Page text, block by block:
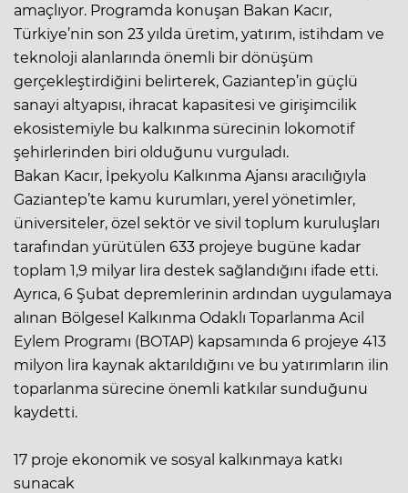
amaçlıyor. Programda konuşan Bakan Kacır,
Türkiye’nin son 23 yılda üretim, yatırım, istihdam ve
teknoloji alanlarında önemli bir dönüşüm
gerçekleştirdiğini belirterek, Gaziantep’in güçlü
sanayi altyapısı, ihracat kapasitesi ve girişimcilik
ekosistemiyle bu kalkınma sürecinin lokomotif
şehirlerinden biri olduğunu vurguladı.
Bakan Kacır, İpekyolu Kalkınma Ajansı aracılığıyla
Gaziantep’te kamu kurumları, yerel yönetimler,
üniversiteler, özel sektör ve sivil toplum kuruluşları
tarafından yürütülen 633 projeye bugüne kadar
toplam 1,9 milyar lira destek sağlandığını ifade etti.
Ayrıca, 6 Şubat depremlerinin ardından uygulamaya
alınan Bölgesel Kalkınma Odaklı Toparlanma Acil
Eylem Programı (BOTAP) kapsamında 6 projeye 413
milyon lira kaynak aktarıldığını ve bu yatırımların ilin
toparlanma sürecine önemli katkılar sunduğunu
kaydetti.
17 proje ekonomik ve sosyal kalkınmaya katkı
sunacak